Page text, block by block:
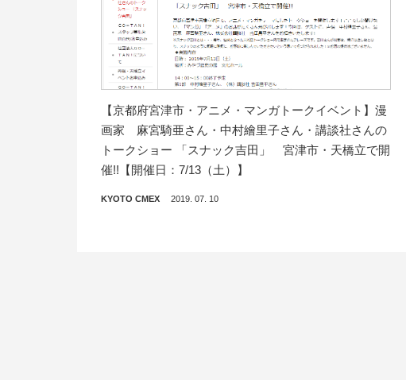
【京都府宮津市・アニメ・マンガトークイベント】漫
画家 麻宮騎亜さん・中村繪里子さん・講談社さんの
トークショー 「スナック吉田」 宮津市・天橋立で開
催!!【開催日：7/13（土）】
KYOTO CMEX 2019. 07. 10